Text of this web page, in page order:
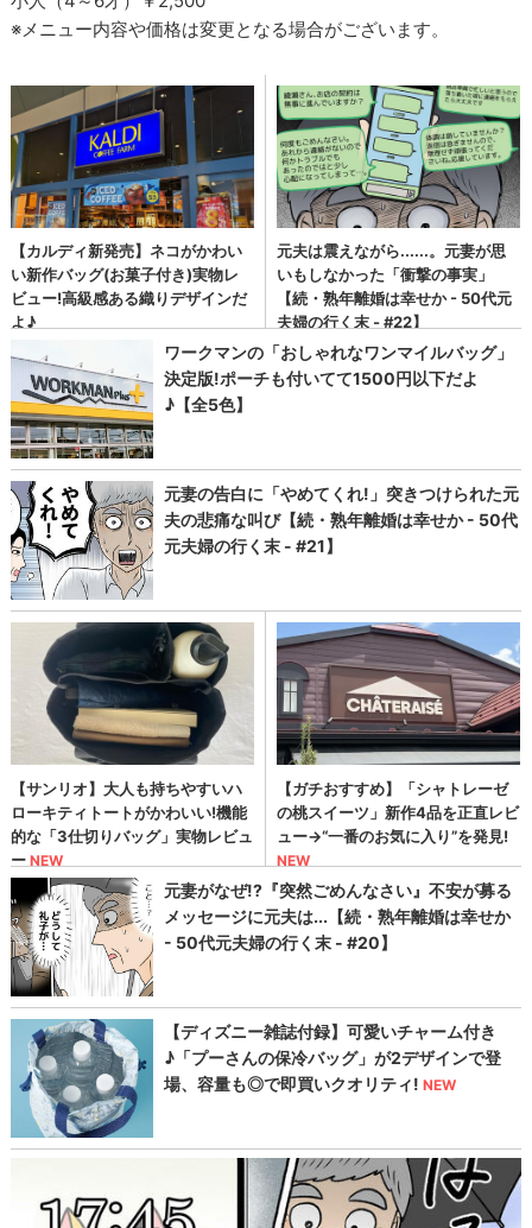
※メニュー内容や価格は変更となる場合がございます。